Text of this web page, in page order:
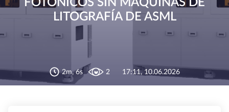
LITOGRAFÍA DE ASML
2m, 6s 2 17:11, 10.06.2026